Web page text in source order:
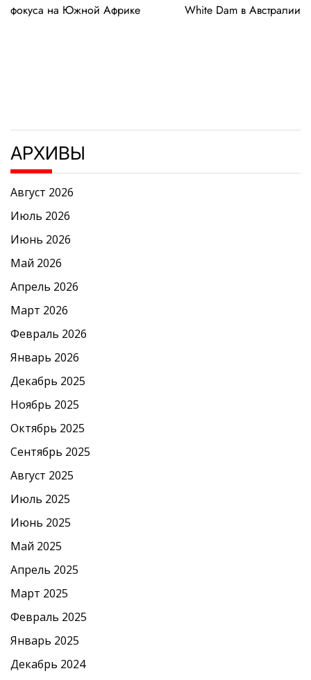
записям
фокуса на Южной Африке
White Dam в Австралии
АРХИВЫ
Август 2026
Июль 2026
Июнь 2026
Май 2026
Апрель 2026
Март 2026
Февраль 2026
Январь 2026
Декабрь 2025
Ноябрь 2025
Октябрь 2025
Сентябрь 2025
Август 2025
Июль 2025
Июнь 2025
Май 2025
Апрель 2025
Март 2025
Февраль 2025
Январь 2025
Декабрь 2024